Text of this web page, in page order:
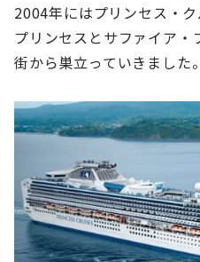
2004年にはプリンセス・
プリンセスとサファイア
街から巣立っていきました。